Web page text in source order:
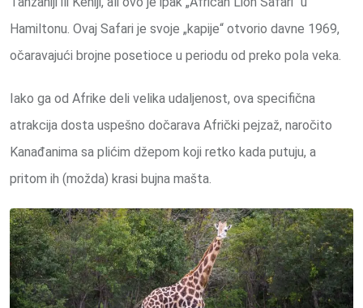
Hamiltonu. Ovaj Safari je svoje „kapije“ otvorio davne 1969,
očaravajući brojne posetioce u periodu od preko pola veka.
Iako ga od Afrike deli velika udaljenost, ova specifična
atrakcija dosta uspešno dočarava Afrički pejzaž, naročito
Kanađanima sa plićim džepom koji retko kada putuju, a
pritom ih (možda) krasi bujna mašta.